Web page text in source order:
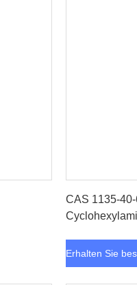
CAS 1135-
Erhalten Sie